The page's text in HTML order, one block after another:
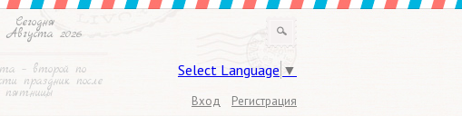
Select Language ▼
Сегодня
Августа 2026
– второй по
праздник после
пятницы
Вход Регистрация